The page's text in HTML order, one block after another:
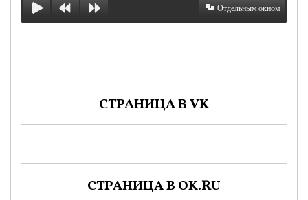
Отдельным окном
СТРАНИЦА В VK
СТРАНИЦА В OK.RU